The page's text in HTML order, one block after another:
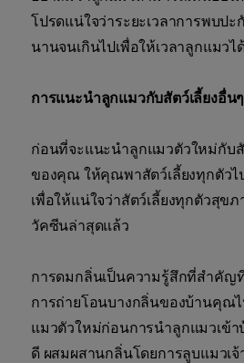
โปรดแน่ใจว่าระยะเวลาการพบป
นานจนเกินไปเพื่อให้เวลาลูกแมวไ
การแนะนำลูกแมวกับสัตว์เลี้ยงอื่น
ก่อนที่จะแนะนำลูกแมวตัวใหม่กับ
ของคุณ ให้คุณพาสัตว์เลี้ยงทุกตัว
เพื่อให้แน่ใจว่าสัตว์เลี้ยงทุกตัวสุข
วัคซีนล่าสุดแล้ว
การดมกลิ่นเป็นความรู้สึกที่สำคัญ
การถ่ายโอนบางกลิ่นของบ้านคุณ
แมวตัวใหม่ก่อนการนำลูกแมวเข้
ดี ผสมผสานกลิ่นโดยการลูบแมวเ